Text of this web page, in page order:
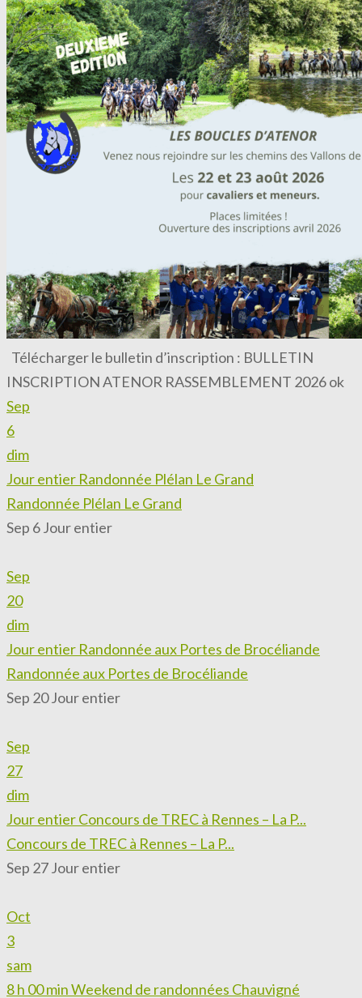
Télécharger le bulletin d’inscription : BULLETIN
INSCRIPTION ATENOR RASSEMBLEMENT 2026 ok
Sep
6
dim
Jour entier Randonnée Plélan Le Grand
Randonnée Plélan Le Grand
Sep 6Jour entier
Sep
20
dim
Jour entier Randonnée aux Portes de Brocéliande
Randonnée aux Portes de Brocéliande
Sep 20Jour entier
Sep
27
dim
Jour entierConcours de TREC à Rennes – La P...
Concours de TREC à Rennes – La P...
Sep 27Jour entier
Oct
3
sam
8 h 00 minWeekend de randonnées Chauvigné